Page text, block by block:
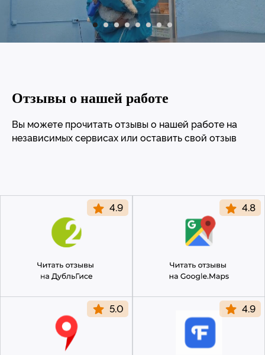
Отзывы о нашей работе
Вы можете прочитать отзывы о нашей работе на
независимых сервисах или оставить свой отзыв